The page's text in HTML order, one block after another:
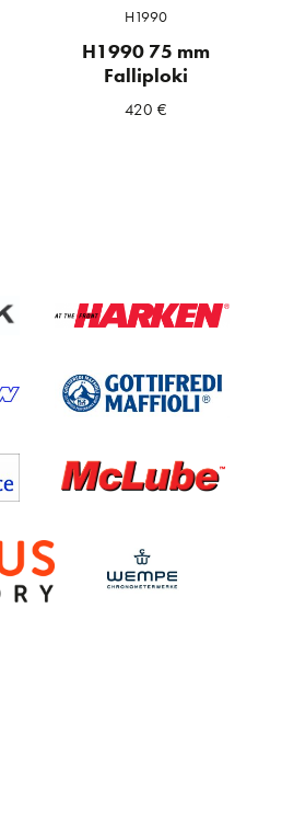
H1990
H1990 75 mm
Falliploki
420€